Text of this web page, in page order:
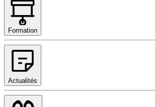
Formation
Actualités